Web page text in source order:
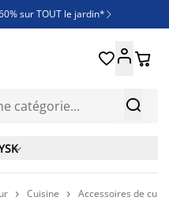
sur TOUT le jardin* 
literie
de la collection

 

 Cuisine  Accessoires de